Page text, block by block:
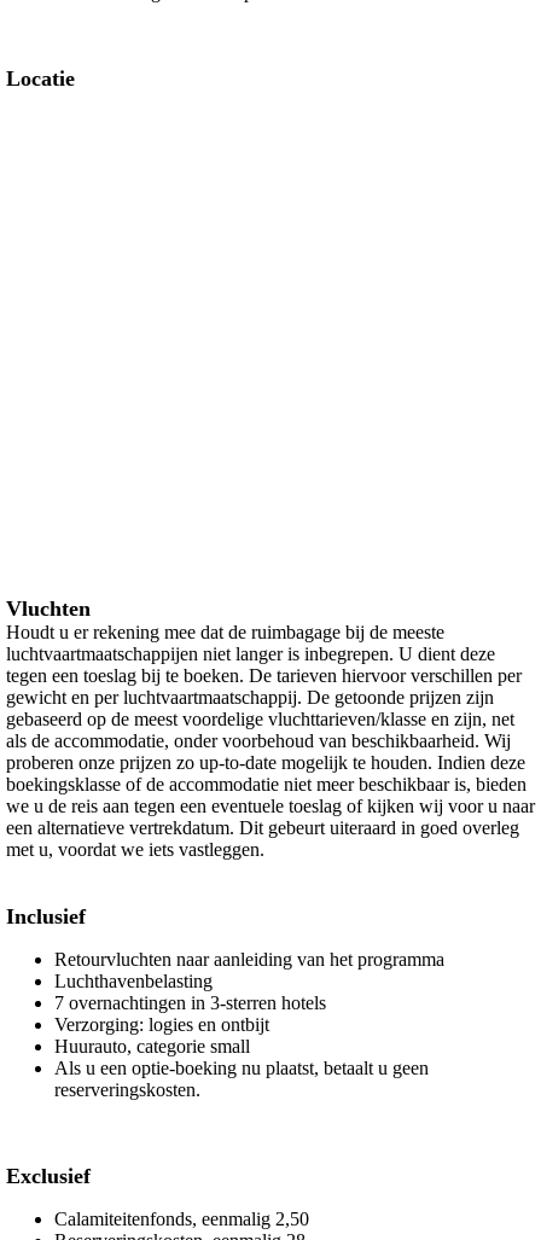
Locatie
Vluchten
Houdt u er rekening mee dat de ruimbagage bij de meeste
luchtvaartmaatschappijen niet langer is inbegrepen. U dient deze
tegen een toeslag bij te boeken. De tarieven hiervoor verschillen per
gewicht en per luchtvaartmaatschappij. De getoonde prijzen zijn
gebaseerd op de meest voordelige vluchttarieven/klasse en zijn, net
als de accommodatie, onder voorbehoud van beschikbaarheid. Wij
proberen onze prijzen zo up-to-date mogelijk te houden. Indien deze
boekingsklasse of de accommodatie niet meer beschikbaar is, bieden
we u de reis aan tegen een eventuele toeslag of kijken wij voor u naar
een alternatieve vertrekdatum. Dit gebeurt uiteraard in goed overleg
met u, voordat we iets vastleggen.
Inclusief
Retourvluchten naar aanleiding van het programma
Luchthavenbelasting
7 overnachtingen in 3-sterren hotels
Verzorging: logies en ontbijt
Huurauto, categorie small
Als u een optie-boeking nu plaatst, betaalt u geen
reserveringskosten.
Exclusief
Calamiteitenfonds, eenmalig 2,50